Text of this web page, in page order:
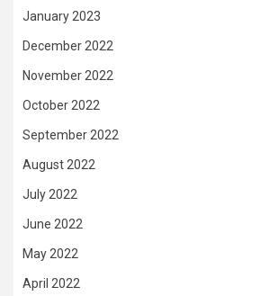
January 2023
December 2022
November 2022
October 2022
September 2022
August 2022
July 2022
June 2022
May 2022
April 2022